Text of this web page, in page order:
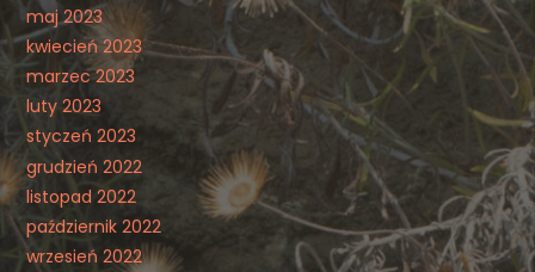
maj 2023
kwiecień 2023
marzec 2023
luty 2023
styczeń 2023
grudzień 2022
listopad 2022
październik 2022
wrzesień 2022